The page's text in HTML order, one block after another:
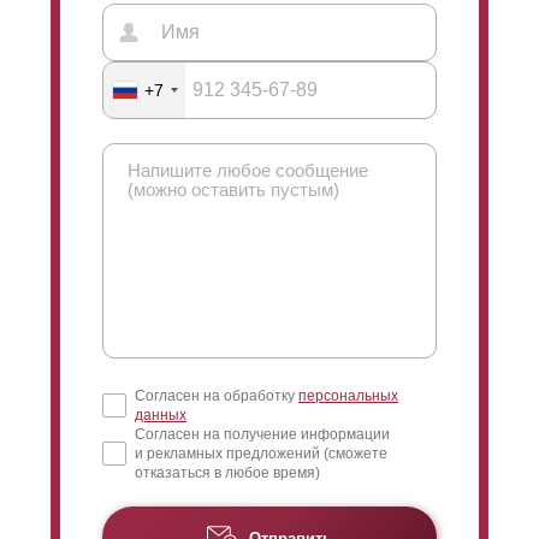
+7
Согласен на обработку персональных
данных
Согласен на получение информации
и рекламных предложений (сможете
отказаться в любое время)